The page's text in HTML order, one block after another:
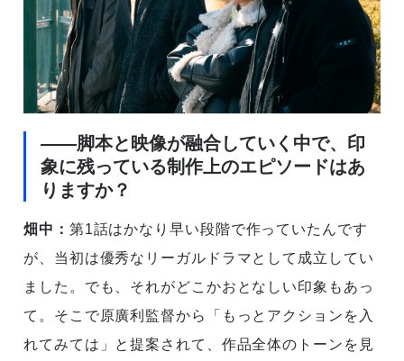
――脚本と映像が融合していく中で、印
象に残っている制作上のエピソードはあ
りますか？
畑中： 第1話はかなり早い段階で作っていたんです
が、当初は優秀なリーガルドラマとして成立してい
ました。でも、それがどこかおとなしい印象もあっ
て。そこで原廣利監督から「もっとアクションを入
れてみては」と提案されて、作品全体のトーンを見